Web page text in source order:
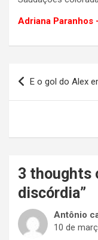
Adriana Paranhos
Navegação
de
E o gol do Alex
3 thoughts
discórdia”
Antônio
10 de